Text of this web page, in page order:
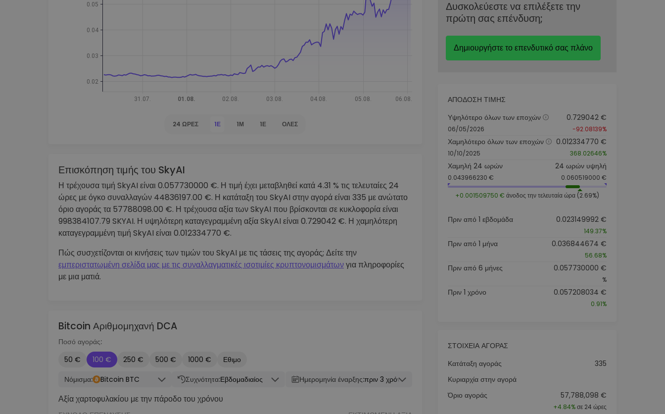
24 ΏΡΕΣ 1Ε 1Μ 1Έ ΌΛΕΣ
Επισκόπηση τιμής του SkyAI
Η τρέχουσα τιμή SkyAI είναι 0.057730000 €. Η τιμή έχει μεταβληθεί κατά 4.31 % τις τελευταίες 24
ώρες με όγκο συναλλαγών 44836197.00 €. Η κατάταξη του SkyAI στην αγορά είναι 335 με ανώτατο
όριο αγοράς τα 57788098.00 €. Η τρέχουσα αξία των SkyAI που βρίσκονται σε κυκλοφορία είναι
998384107.79 SKYAI. Η υψηλότερη καταγεγραμμένη αξία SkyAI είναι 0.729042 €. Η χαμηλότερη
καταγεγραμμένη τιμή SkyAI είναι 0.012334770 €.
Πώς συσχετίζονται οι κινήσεις των τιμών του SkyAI με τις τάσεις της αγοράς; Δείτε την
εμπεριστατωμένη σελίδα μας με τις συναλλαγματικές ισοτιμίες κρυπτονομισμάτωνγια πληροφορίες
με μια ματιά.
Bitcoin Αριθμομηχανή DCA
Ποσό αγοράς:
50 €
100 € 250 € 500 € 1000 €
Εθιμο
Νόμισμα:
Bitcoin BTC Συχνότητα:Εβδομαδιαίος Ημερομηνία έναρξης:πριν 3 χρόνια
Αξία χαρτοφυλακίου με την πάροδο του χρόνου
Δυσκολεύεστε να επιλέξετε την
πρώτη σας επένδυση;
Δημιουργήστε το επενδυτικό σας πλάνο
ΑΠΌΔΟΣΗ ΤΙΜΉΣ
Υψηλότερο όλων των εποχών
06/05/2026
0.729042 €
-92.08139%
Χαμηλότερο όλων των εποχών
10/10/2025
0.012334770 €
368.02646%
Χαμηλή 24 ωρών
0.043966230 €
24 ωρών υψηλή
0.060519000 €
+0.001509750 € άνοδος την τελευταία ώρα (2.69%)
Πριν από 1 εβδομάδα 0.023149992 €
149.37%
Πριν από 1 μήνα 0.036844674 €
56.68%
Πριν από 6 μήνες 0.057730000 €
%
Πριν 1 χρόνο 0.057208034 €
0.91%
ΣΤΟΙΧΕΊΑ ΑΓΟΡΆΣ
Κατάταξη αγοράς
335
Κυριαρχία στην αγορά
Όριο αγοράς
57,788,098 €
+4.84%σε 24 ώρες